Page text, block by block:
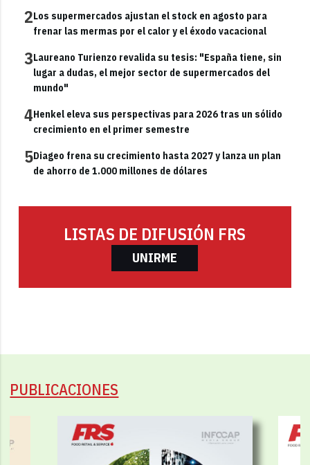
2Los supermercados ajustan el stock en agosto para
frenar las mermas por el calor y el éxodo vacacional
3Laureano Turienzo revalida su tesis: "España tiene, sin
lugar a dudas, el mejor sector de supermercados del
mundo"
4Henkel eleva sus perspectivas para 2026 tras un sólido
crecimiento en el primer semestre
5Diageo frena su crecimiento hasta 2027 y lanza un plan
de ahorro de 1.000 millones de dólares
LISTAS DE DIFUSIÓN FRS
UNIRME
PUBLICACIONES